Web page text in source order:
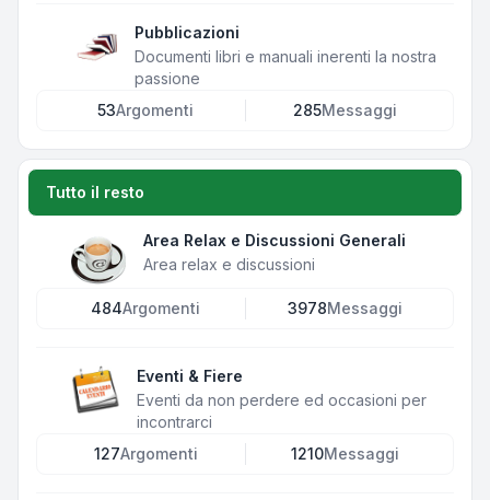
Pubblicazioni
Documenti libri e manuali inerenti la nostra
passione
53Argomenti 285Messaggi
Tutto il resto
Area Relax e Discussioni Generali
Area relax e discussioni
484Argomenti 3978Messaggi
Eventi & Fiere
Eventi da non perdere ed occasioni per
incontrarci
127Argomenti 1210Messaggi